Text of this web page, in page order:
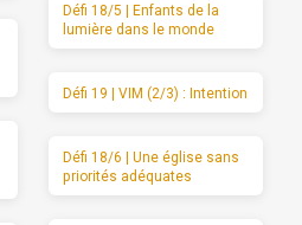
Défi 18/5 | Enfants de la
lumière dans le monde
Défi 19 | VIM (2/3) : Intention
Défi 18/6 | Une église sans
priorités adéquates